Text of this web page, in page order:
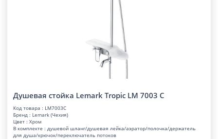
Душевая стойка Lemark Tropic LM 7003 C
Код товара : LM7003C
Бренд : Lemark (Чехия)
Цвет : Хром
В комплекте : душевой шланг/душевая лейка/аэратор/полочка/держатель
для душа/крючок/переключатель потоков